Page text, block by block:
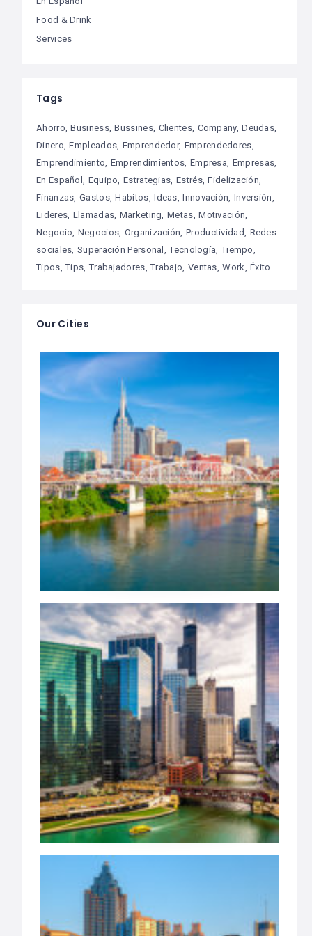
Food & Drink
Services
Tags
Ahorro Business Bussines Clientes Company Deudas
Dinero Empleados Emprendedor Emprendedores
Emprendimiento Emprendimientos Empresa Empresas
En Español Equipo Estrategias Estrés Fidelización
Finanzas Gastos Habitos Ideas Innovación Inversión
Lideres Llamadas Marketing Metas Motivación
Negocio Negocios Organización Productividad Redes
sociales Superación Personal Tecnología Tiempo
Tipos Tips Trabajadores Trabajo Ventas Work Éxito
Our Cities